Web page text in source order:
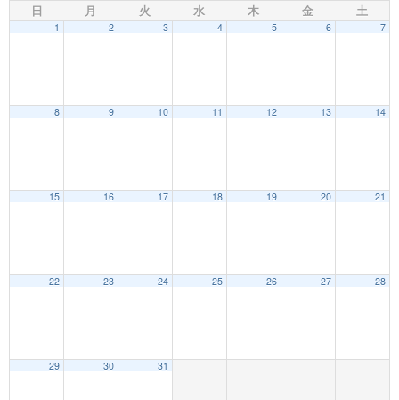
日 月 火 水 木 金 土
1 2 3 4 5 6 7
8 9 10 11 12 13 14
15 16 17 18 19 20 21
22 23 24 25 26 27 28
29 30 31